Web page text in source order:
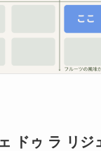
ドゥ ラ リジ